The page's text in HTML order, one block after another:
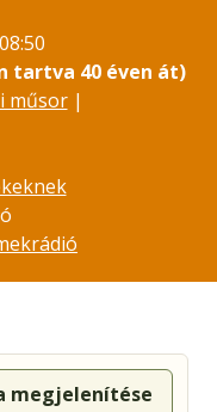
tartva 40 éven át)
műsor|
megjelenítése